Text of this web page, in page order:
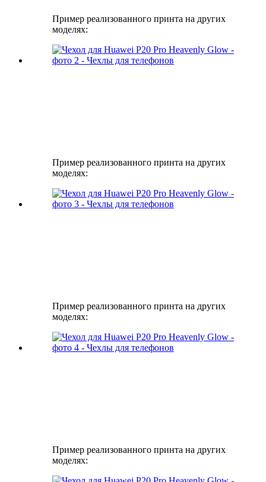
Пример реализованного принта на других
моделях:
Пример реализованного принта на других
моделях:
Пример реализованного принта на других
моделях:
Пример реализованного принта на других
моделях: